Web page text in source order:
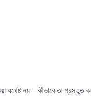
যথেষ্ট নয়—কীভাবে তা প্রস্তুত